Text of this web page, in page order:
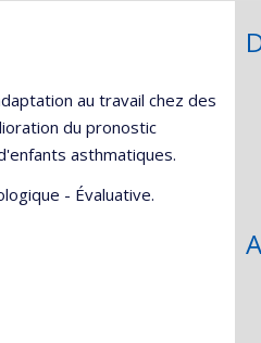
au travail chez des
du pronostic
asthmatiques.
- Évaluative.